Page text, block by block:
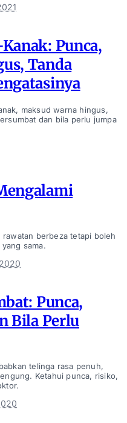
Punca,
Tanda
maksud warna hingus,
dan bila perlu jumpa
berbeza tetapi boleh
sama.
Punca,
Bila Perlu
telinga rasa penuh,
Ketahui punca, risiko,